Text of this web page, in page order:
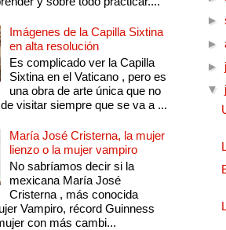
Imágenes de la Capilla Sixtina
en alta resolución
Es complicado ver la Capilla
Sixtina en el Vaticano , pero es
una obra de arte única que no
visitar siempre que se va a ...
María José Cristerna, la mujer
lienzo o la mujer vampiro
No sabríamos decir si la
mexicana María José
Cristerna , más conocida
Vampiro, récord Guinness
con más cambi...
►
►
►
▼